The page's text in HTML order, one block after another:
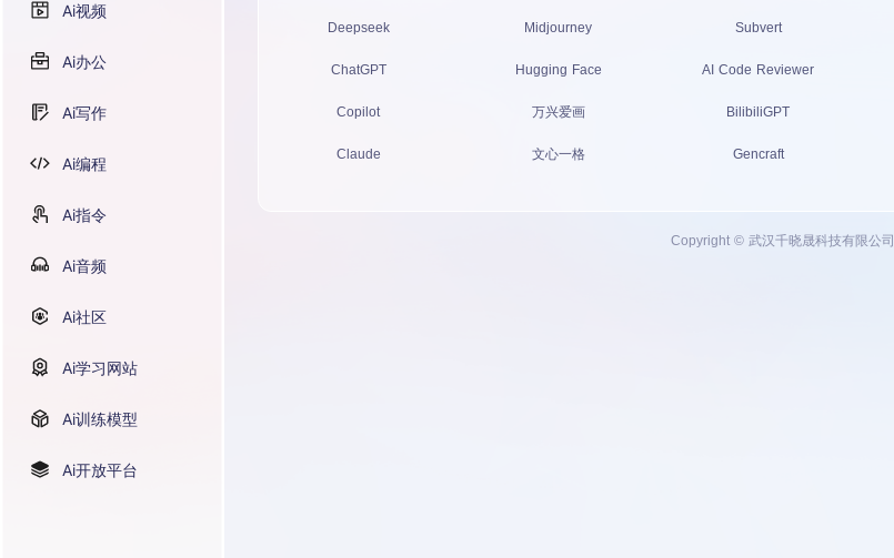
Ai视频
Ai办公
Ai写作
Ai编程
Ai指令
Ai音频
Ai社区
Ai学习网站
Ai训练模型
Ai开放平台
Deepseek
ChatGPT
Copilot
Claude
Midjourney
Hugging Face
万兴爱画
文心一格
Subvert
AI Code Reviewer
BilibiliGPT
Gencraft
Copyright © 武汉千晓晟科技有限公司